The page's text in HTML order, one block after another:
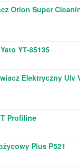
Orion Super
YT-85135
Elektryczny Ulv
Profiline
Plus P521